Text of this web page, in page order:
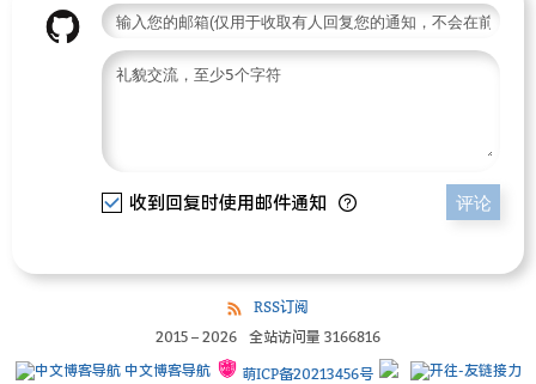
收到回复时使用邮件通知 评论
RSS订阅
2015 – 2026 全站访问量 3166816
中文博客导航
萌ICP备20213456号